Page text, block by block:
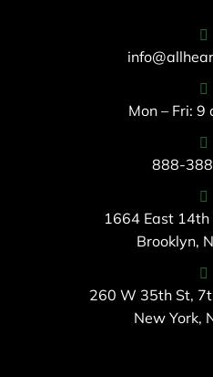
Mon – Fri: 9
888-
1664 East 14th
Brooklyn,
260 W 35th St,
New York,